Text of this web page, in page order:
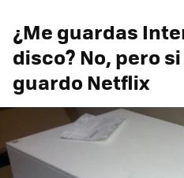
¿Me guardas
disco? No, pero
guardo Netflix